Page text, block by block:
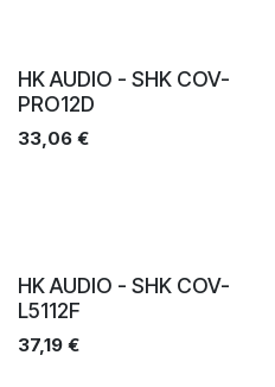
HK AUDIO - SHK COV-
PRO12D
33,06 €
HK AUDIO - SHK COV-
L5112F
37,19 €